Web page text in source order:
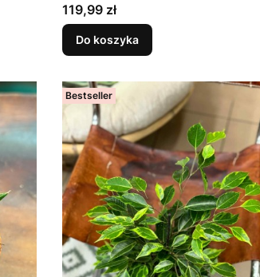
Cena
119,99 zł
Do koszyka
Bestseller